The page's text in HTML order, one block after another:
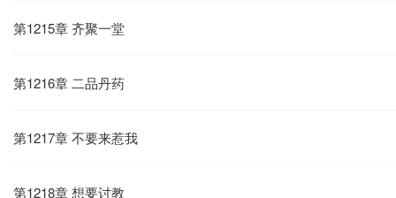
第1215章 齐聚一堂
第1216章 二品丹药
第1217章 不要来惹我
第1218章 想要讨教